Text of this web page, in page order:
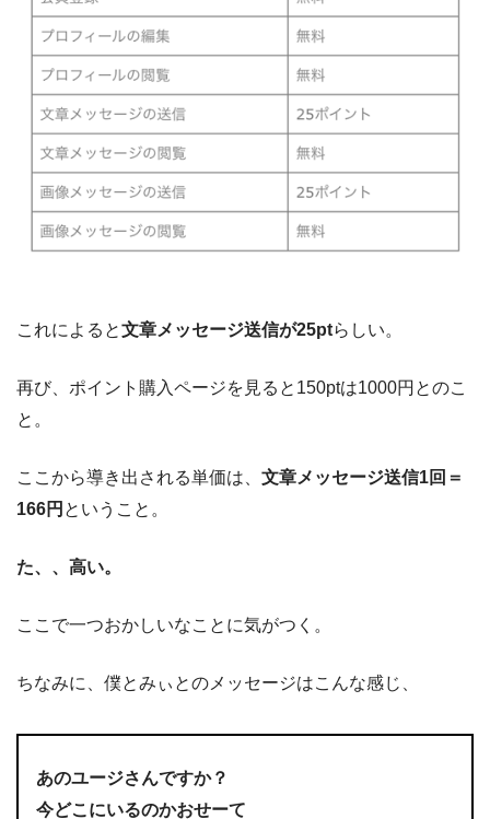
これによると文章メッセージ送信が25ptらしい。
再び、ポイント購入ページを見ると150ptは1000円とのこ
と。
ここから導き出される単価は、 文章メッセージ送信1回＝
166円 ということ。
た、、高い。
ここで一つおかしいなことに気がつく。
ちなみに、僕とみぃとのメッセージはこんな感じ、
あのユージさんですか？
今どこにいるのかおせーて